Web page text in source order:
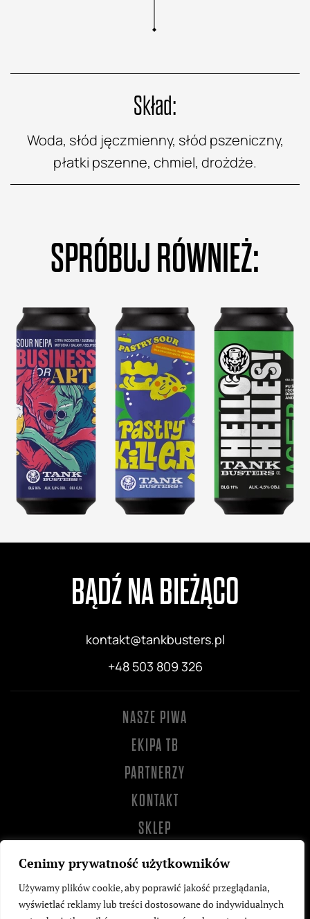
Cenimy prywatność użytkowników
Używamy plików cookie, aby poprawić jakość przeglądania,
wyświetlać reklamy lub treści dostosowane do indywidualnych
Skład:
Woda, słód jęczmienny, słód pszeniczny,
płatki pszenne, chmiel, drożdże.
SPRÓBUJ RÓWNIEŻ:
BĄDŹ NA BIEŻĄCO
kontakt@tankbusters.pl
+48 503 809 326
NASZE PIWA
EKIPA TB
PARTNERZY
KONTAKT
SKLEP